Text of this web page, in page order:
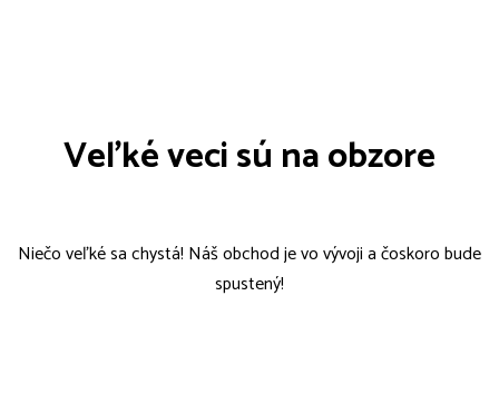
Veľké veci sú na obzore
Niečo veľké sa chystá! Náš obchod je vo vývoji a čoskoro bude
spustený!